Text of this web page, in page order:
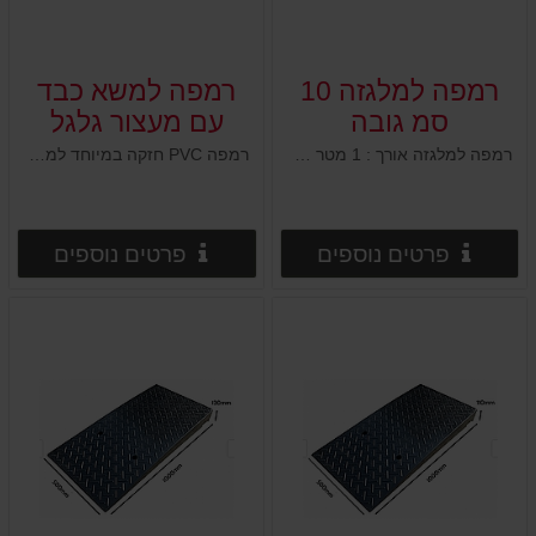
רמפה למלגזה 10
סמ גובה
פרטים נוספים פרטים נוספים
רמפה למשא כבד
עם מעצור גלגל
פרטים נוספים